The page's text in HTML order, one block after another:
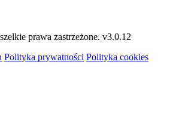
prawa zastrzeżone. v3.0.12
Polityka prywatności Polityka cookies